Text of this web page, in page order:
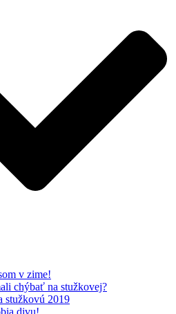
v zime!
chýbať na stužkovej?
stužkovú 2019
divu!